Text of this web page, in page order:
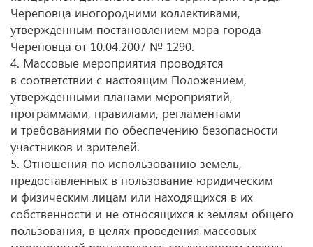
Череповца иногородними коллективами,
утвержденным постановлением мэра города
Череповца от 10.04.2007 № 1290.
4. Массовые мероприятия проводятся
в соответствии с настоящим Положением,
утвержденными планами мероприятий,
программами, правилами, регламентами
и требованиями по обеспечению безопасности
участников и зрителей.
5. Отношения по использованию земель,
предоставленных в пользование юридическим
и физическим лицам или находящихся в их
собственности и не относящихся к землям общего
пользования, в целях проведения массовых